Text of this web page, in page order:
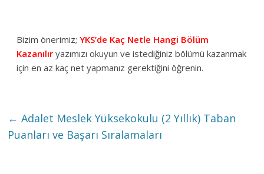
Bizim önerimiz;YKS’de Kaç Netle Hangi Bölüm
Kazanılıryazımızı okuyun ve istediğiniz bölümü kazanmak
için en az kaç net yapmanız gerektiğini öğrenin.
← Adalet Meslek Yüksekokulu (2 Yıllık) Taban
Puanları ve Başarı Sıralamaları